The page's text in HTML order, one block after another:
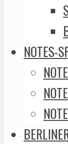
NOTES-